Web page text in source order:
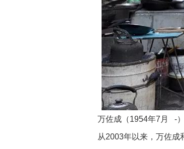
万佐成（1954年7月 -）
从2003年以来，万佐成和